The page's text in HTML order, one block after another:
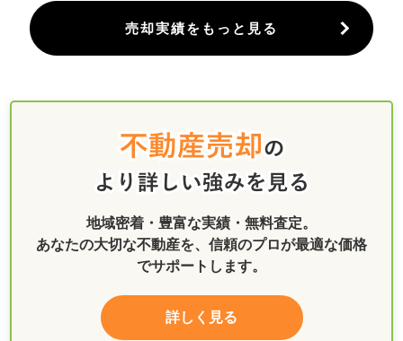
売却実績をもっと見る
地域密着・豊富な実績・無料査定。
あなたの大切な不動産を、信頼のプロが最適な価格
でサポートします。
詳しく見る